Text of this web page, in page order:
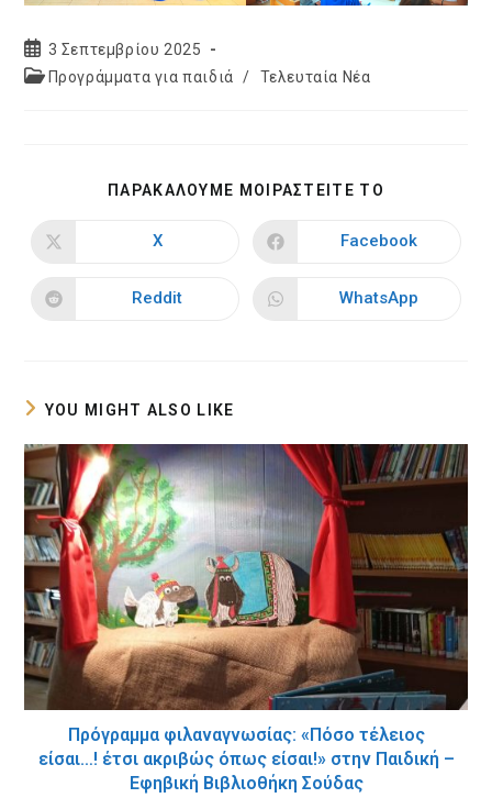
Post
published:
3 Σεπτεμβρίου 2025
PostΠρογράμματα για παιδιά / Τελευταία Νέα
ΠΑΡΑΚΑΛΟΥΜΕ ΜΟΙΡΑΣΤΕΙΤΕ ΤΟ
CONTENT
Opens
new
window
X
Opens
new
window
Facebook
Opens
Reddit
Opens
WhatsApp
YOU MIGHT ALSO LIKE
Πρόγραμμα φιλαναγνωσίας: «Πόσο τέλειος
είσαι…! έτσι ακριβώς όπως είσαι!» στην Παιδική –
Εφηβική Βιβλιοθήκη Σούδας